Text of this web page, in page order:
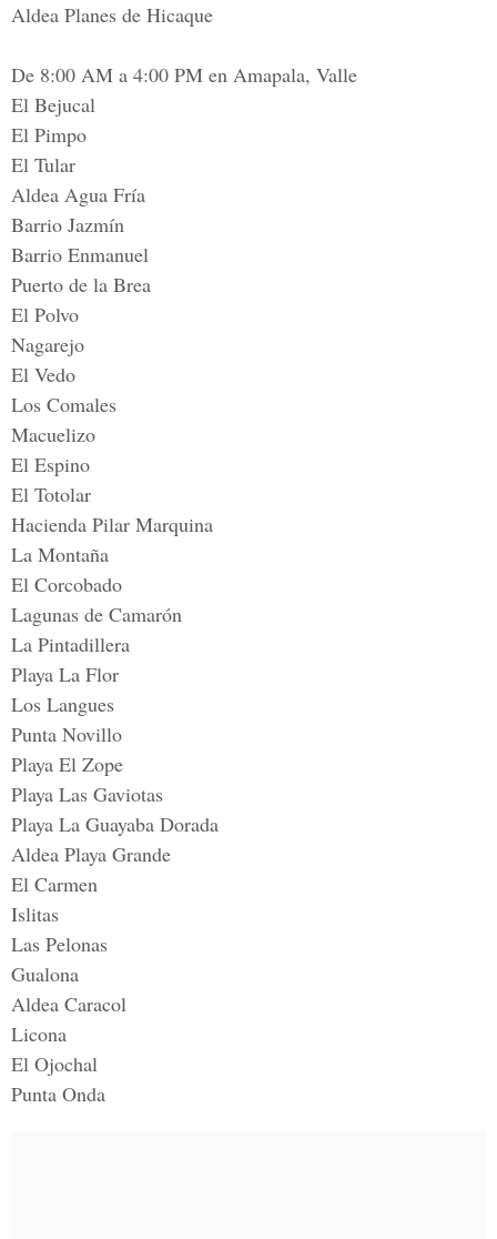
Aldea Planes de Hicaque
De 8:00 AM a 4:00 PM en Amapala, Valle
El Bejucal
El Pimpo
El Tular
Aldea Agua Fría
Barrio Jazmín
Barrio Enmanuel
Puerto de la Brea
El Polvo
Nagarejo
El Vedo
Los Comales
Macuelizo
El Espino
El Totolar
Hacienda Pilar Marquina
La Montaña
El Corcobado
Lagunas de Camarón
La Pintadillera
Playa La Flor
Los Langues
Punta Novillo
Playa El Zope
Playa Las Gaviotas
Playa La Guayaba Dorada
Aldea Playa Grande
El Carmen
Islitas
Las Pelonas
Gualona
Aldea Caracol
Licona
El Ojochal
Punta Onda